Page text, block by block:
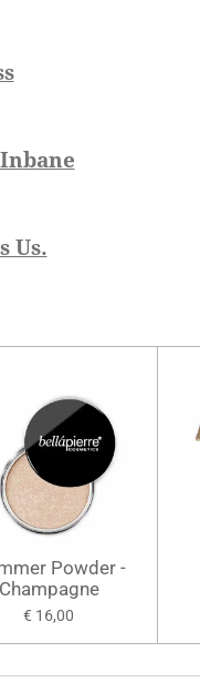
Us.
Powder -
Champagne
€ 16,00